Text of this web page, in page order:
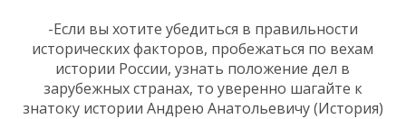
-Если вы хотите убедиться в правильности
исторических факторов, пробежаться по вехам
истории России, узнать положение дел в
зарубежных странах, то уверенно шагайте к
знатоку истории Андрею Анатольевичу (История)